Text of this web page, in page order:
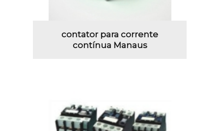
contator para corrente
contínua Manaus